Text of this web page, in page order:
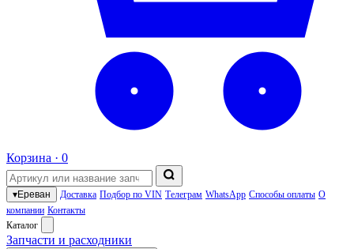
Корзина · 0
▾Ереван Доставка Подбор по VIN Телеграм WhatsApp Способы оплаты О
компании Контакты
Каталог
Запчасти и расходники